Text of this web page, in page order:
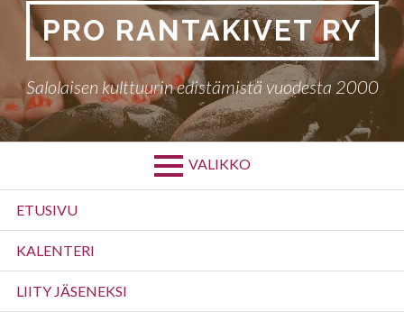
PRO RANTAKIVET RY
Salolaisen kulttuurin edistämistä vuodesta 2000
VALIKKO
Ensisijainen
valikko
ETUSIVU
KALENTERI
LIITY JÄSENEKSI